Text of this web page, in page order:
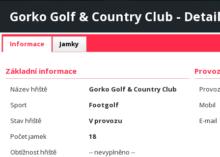
Gorko Golf & Country Club -
Informace Jamky
Základní informace
Název hřiště
Gorko Golf & Country Club
Sport
Footgolf
Stav hřiště
V provozu
Počet jamek
18
Obtížnost hřiště
-- nevyplněno --
Mobil
E-mail